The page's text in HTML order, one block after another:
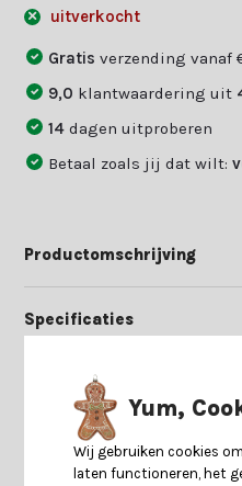
uitverkocht
Gratisverzending vanaf
9,0 klantwaardering uit
14dagen uitproberen
Betaal zoals jij dat wilt:
Productomschrijving
Specificaties
Reviews
Yum,
Wij gebruiken cookies
laten functioneren, het